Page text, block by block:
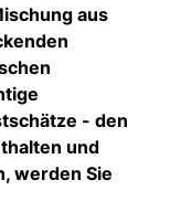
aus
- den
und
werden Sie